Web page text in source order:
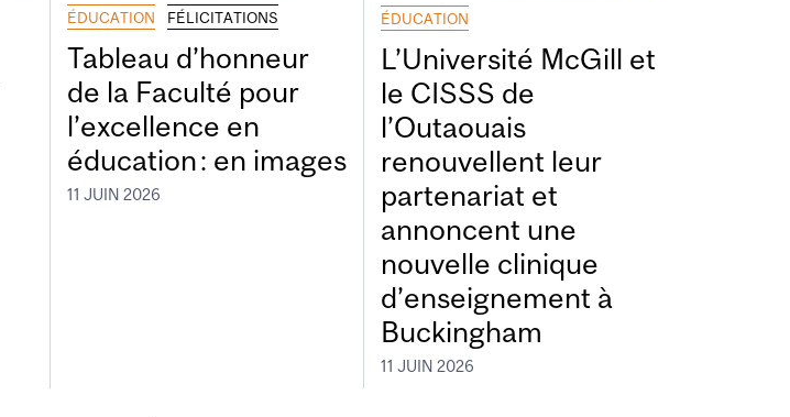
ÉDUCATION FÉLICITATIONS
Tableau d’honneur
de la Faculté pour
l’excellence en
éducation : en images
11 JUIN 2026
ÉDUCATION
L’Université McGill et
le CISSS de
l’Outaouais
renouvellent leur
partenariat et
annoncent une
nouvelle clinique
d’enseignement à
Buckingham
11 JUIN 2026